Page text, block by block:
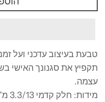
טבעת בעיצוב עדכני ועל
תקפיץ את סגנונך האישי
עצמה.
מידות: חלק קדמי 3.3/13 מ"מ